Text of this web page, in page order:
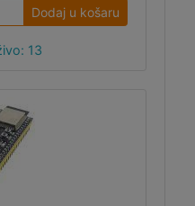
Dodaj u košaru
13